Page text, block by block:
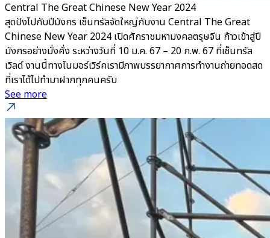
Central The Great Chinese New Year 2024
สุดปังไปกับปีมังกร เซ็นทรัลจัดใหญ่กับงาน Central The Great
Chinese New Year 2024 เปิดศักราชมหามงคลตรุษจีน ก้าวเข้าสู่ปี
มังกรอย่างมั่งคั่ง ระหว่างวันที่ 10 ม.ค. 67 – 20 ก.พ. 67 ที่เซ็นทรัล
เวิลด์ งานนี้ทางโนมอร์เวิร์คเรามีภาพบรรยากาศการทำงานถ่ายทอดสด
ที่เราได้ไปทำมาฝากทุกคนครับ
See more